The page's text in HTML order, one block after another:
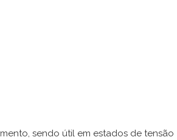
sendo útil em estados de tensão